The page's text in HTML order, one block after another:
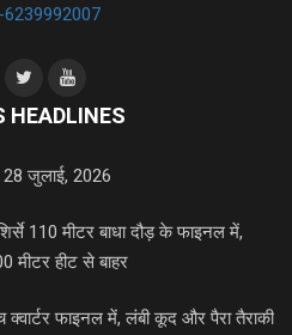
HEADLINES
28 जुलाई, 2026
110 मीटर बाधा दौड़ के फाइनल में,
मीटर हीट से बाहर
फाइनल में, लंबी कूद और पैरा तैराकी